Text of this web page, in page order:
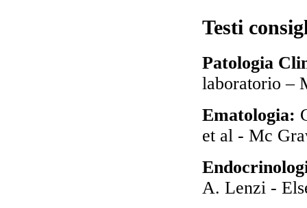
Testi
Patologia
laboratorio –
Ematologia:
et al - Mc
A. Lenzi -